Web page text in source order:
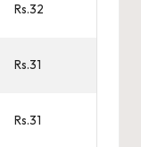
Rs.32
Rs.31
Rs.31